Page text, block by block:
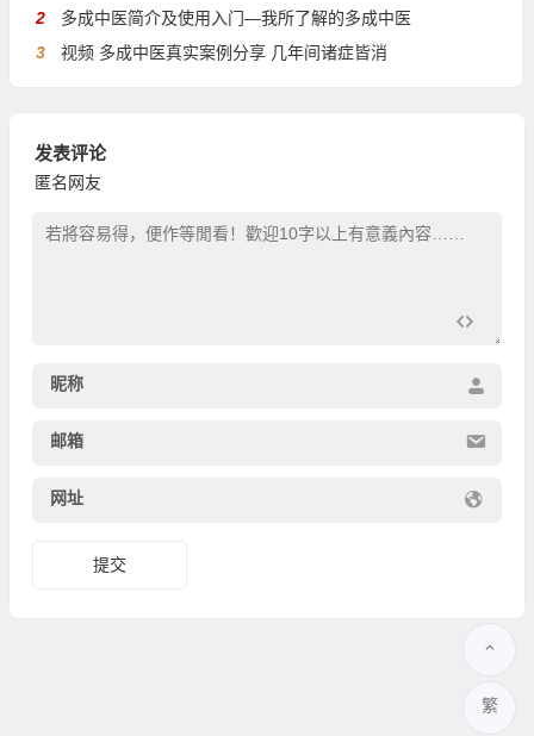
2
多成中医简介及使用入门—我所了解的多成中医
3
视频 多成中医真实案例分享 几年间诸症皆消
发表评论
匿名网友
昵称
邮箱
网址
繁